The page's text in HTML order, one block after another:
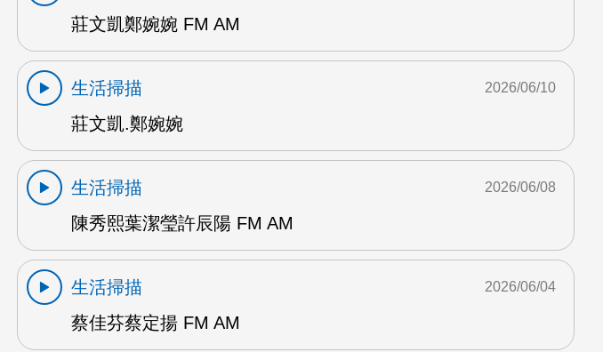
莊文凱鄭婉婉 FM AM
生活掃描
莊文凱.鄭婉婉
2026/06/10
生活掃描
陳秀熙葉潔瑩許辰陽 FM AM
2026/06/08
生活掃描
蔡佳芬蔡定揚 FM AM
2026/06/04